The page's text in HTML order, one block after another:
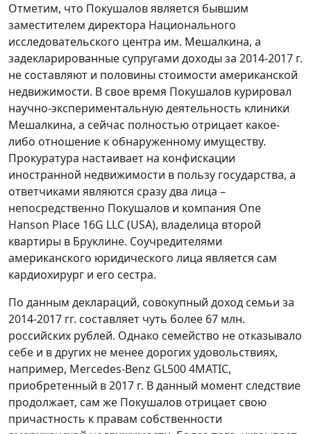
Отметим, что Покушалов является бывшим
заместителем директора Национального
исследовательского центра им. Мешалкина, а
задекларированные супругами доходы за 2014-2017 г.
не составляют и половины стоимости американской
недвижимости. В свое время Покушалов курировал
научно-экспериментальную деятельность клиники
Мешалкина, а сейчас полностью отрицает какое-
либо отношение к обнаруженному имуществу.
Прокуратура настаивает на конфискации
иностранной недвижимости в пользу государства, а
ответчиками являются сразу два лица –
непосредственно Покушалов и компания One
Hanson Place 16G LLC (USA), владелица второй
квартиры в Бруклине. Соучредителями
американского юридического лица является сам
кардиохирург и его сестра.
По данным деклараций, совокупный доход семьи за
2014-2017 гг. составляет чуть более 67 млн.
российских рублей. Однако семейство не отказывало
себе и в других не менее дорогих удовольствиях,
например, Mercedes-Benz GL500 4MATIC,
приобретенный в 2017 г. В данный момент следствие
продолжает, сам же Покушалов отрицает свою
причастность к правам собственности